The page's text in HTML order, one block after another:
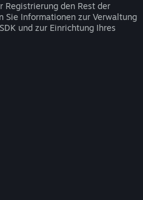
Registrierung den Rest der
Sie Informationen zur Verwaltung
und zur Einrichtung Ihres